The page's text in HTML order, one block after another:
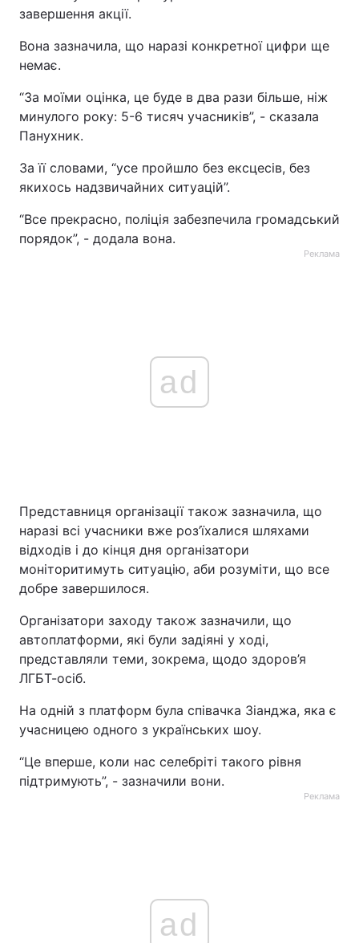
завершення акції.
Вона зазначила, що наразі конкретної цифри ще
немає.
“За моїми оцінка, це буде в два рази більше, ніж
минулого року: 5-6 тисяч учасників”, - сказала
Панухник.
За її словами, “усе пройшло без ексцесів, без
якихось надзвичайних ситуацій”.
“Все прекрасно, поліція забезпечила громадський
порядок”, - додала вона.
Реклама
ad
Представниця організації також зазначила, що
наразі всі учасники вже роз’їхалися шляхами
відходів і до кінця дня організатори
моніторитимуть ситуацію, аби розуміти, що все
добре завершилося.
Організатори заходу також зазначили, що
автоплатформи, які були задіяні у ході,
представляли теми, зокрема, щодо здоров’я
ЛГБТ-осіб.
На одній з платформ була співачка Зіанджа, яка є
учасницею одного з українських шоу.
“Це вперше, коли нас селебріті такого рівня
підтримують”, - зазначили вони.
Реклама
ad